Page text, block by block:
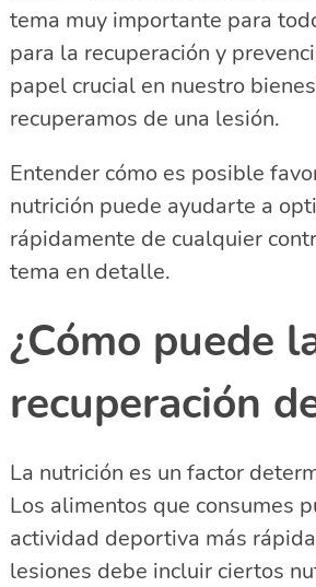
La importancia de las
¿Qué evitar durante la
Estrategias nutricionales
Preguntas relacionadas
nutrición
¿Cómo influye la
¿Qué tanto influye la
¿Qué comer para
¿Cómo influye la
lesiones musculares?
tema muy importante para
para la recuperación y
papel crucial en nuestro
recuperamos de una lesión.
Entender cómo es posible
nutrición puede ayudarte a
rápidamente de cualquier
tema en detalle.
¿Cómo puede
recuperación
La nutrición es un factor
Los alimentos que consumes
actividad deportiva más
lesiones debe incluir ciertos